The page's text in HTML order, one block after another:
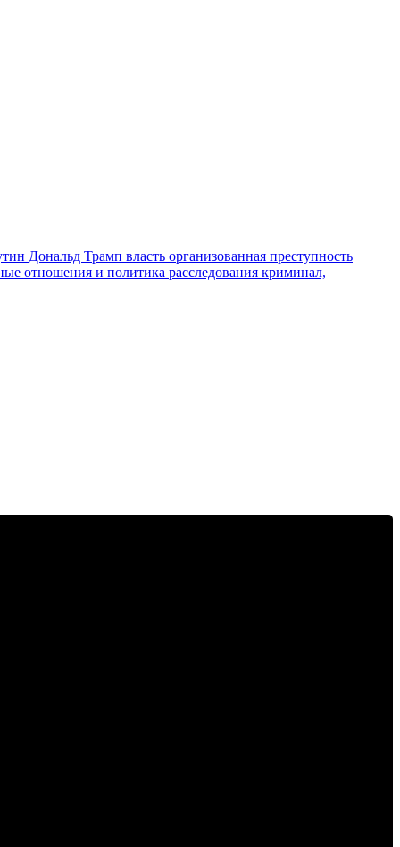
Дональд Трамп власть организованная преступность
отношения и политика расследования криминал,